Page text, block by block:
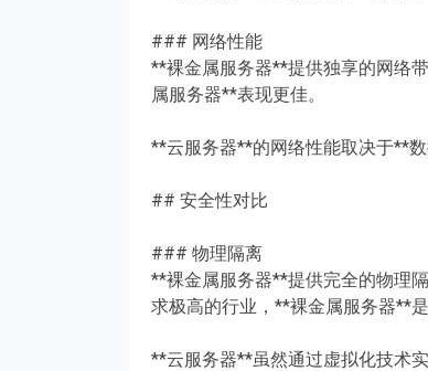
### 网络性能
**裸金属服务器**提供独享的网络
属服务器**表现更佳。
**云服务器**的网络性能取决于**
## 安全性对比
### 物理隔离
**裸金属服务器**提供完全的物理
求极高的行业，**裸金属服务器**是
**云服务器**虽然通过虚拟化技术